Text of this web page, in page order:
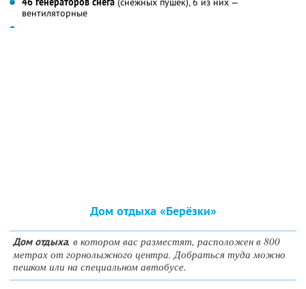
вентиляторные
Дом отдыха «Берёзки»
Дом отдыха, в котором вас разместят, расположен в 800
метрах от горнолыжного центра. Добраться туда можно
пешком или на специальном автобусе.